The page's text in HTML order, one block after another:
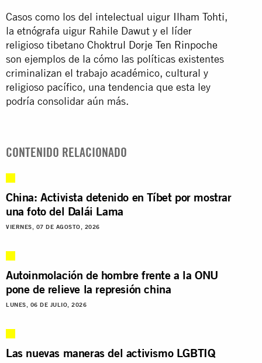
Casos como los del intelectual uigur Ilham Tohti,
la etnógrafa uigur Rahile Dawut y el líder
religioso tibetano Choktrul Dorje Ten Rinpoche
son ejemplos de la cómo las políticas existentes
criminalizan el trabajo académico, cultural y
religioso pacífico, una tendencia que esta ley
podría consolidar aún más.
CONTENIDO RELACIONADO
China: Activista detenido en Tíbet por mostrar
una foto del Dalái Lama
VIERNES, 07 DE AGOSTO, 2026
Autoinmolación de hombre frente a la ONU
pone de relieve la represión china
LUNES, 06 DE JULIO, 2026
Las nuevas maneras del activismo LGBTIQ